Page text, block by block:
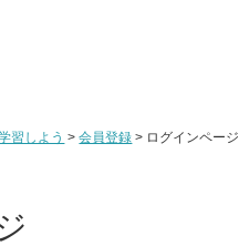
習しよう >会員登録 > ログインページ